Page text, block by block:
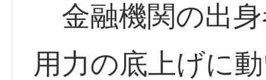
金融機関の出
用力の底上げに